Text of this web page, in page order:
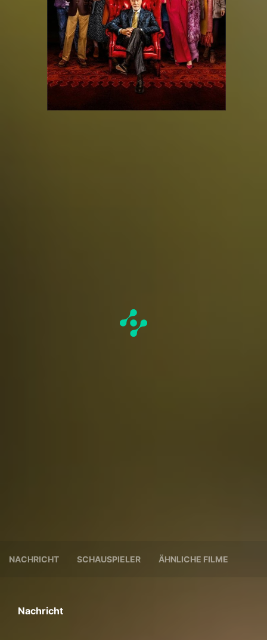
NACHRICHT SCHAUSPIELER ÄHNLICHE FILME
Nachricht